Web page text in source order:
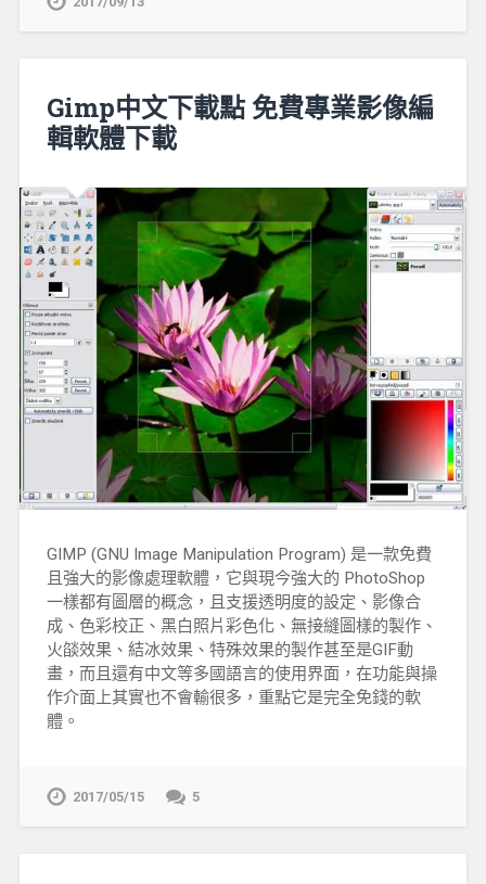
Gimp中文下載點 免費專業影像編
輯軟體下載
GIMP (GNU Image Manipulation Program) 是一款免費
且強大的影像處理軟體，它與現今強大的 PhotoShop
一樣都有圖層的概念，且支援透明度的設定、影像合
成、色彩校正、黑白照片彩色化、無接縫圖樣的製作、
火燄效果、結冰效果、特殊效果的製作甚至是GIF動
畫，而且還有中文等多國語言的使用界面，在功能與操
作介面上其實也不會輸很多，重點它是完全免錢的軟
體。
2017/05/15 5